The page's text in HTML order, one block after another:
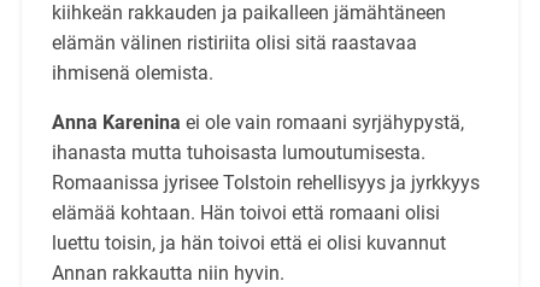
kiihkeän rakkauden ja paikalleen jämähtäneen
elämän välinen ristiriita olisi sitä raastavaa
ihmisenä olemista.
Anna Karenina ei ole vain romaani syrjähypystä,
ihanasta mutta tuhoisasta lumoutumisesta.
Romaanissa jyrisee Tolstoin rehellisyys ja jyrkkyys
elämää kohtaan. Hän toivoi että romaani olisi
luettu toisin, ja hän toivoi että ei olisi kuvannut
Annan rakkautta niin hyvin.